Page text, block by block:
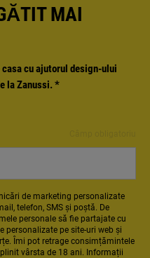
MAI
cu ajutorul design-ului
la Zanussi.*
de marketing personalizate
telefon, SMS și poștă. De
personale să fie partajate cu
personalizate pe site-uri web și
Îmi pot retrage consimțămintele
vârsta de 18 ani. Informații